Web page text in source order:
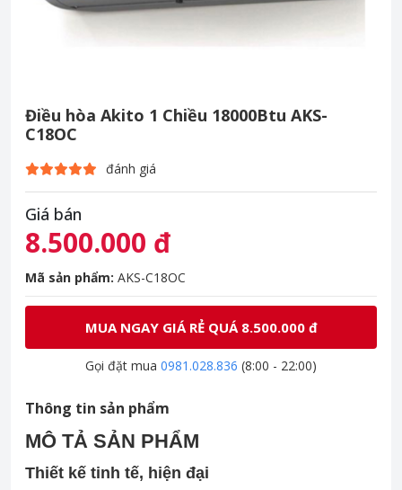
Điều hòa Akito 1 Chiều 18000Btu AKS-
C18OC
đánh giá
Giá bán
8.500.000 đ
Mã sản phẩm: AKS-C18OC
MUA NGAY GIÁ RẺ QUÁ 8.500.000 đ
Gọi đặt mua 0981.028.836 (8:00 - 22:00)
Thông tin sản phẩm
MÔ TẢ SẢN PHẨM
Thiết kế tinh tế, hiện đại